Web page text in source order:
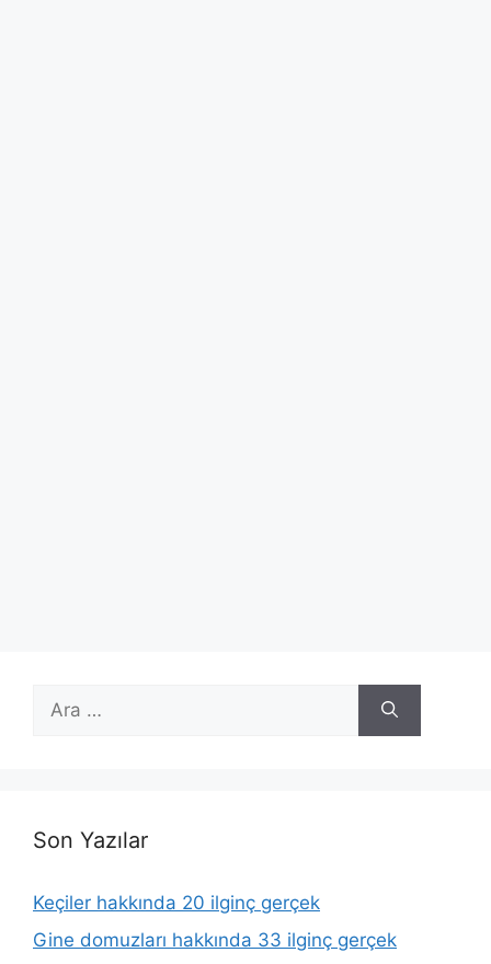
için
Son Yazılar
Keçiler hakkında 20 ilginç gerçek
Gine domuzları hakkında 33 ilginç gerçek